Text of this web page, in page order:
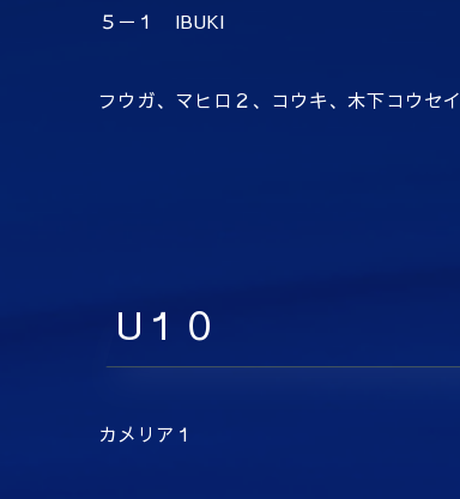
５－１ IBUKI
フウガ、マヒロ２、コウキ、木下コウセイ
U１０
カメリア１